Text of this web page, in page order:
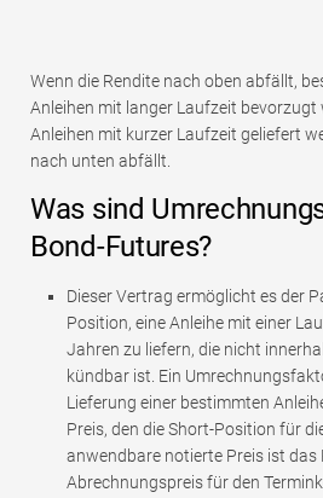
Wenn die Rendite nach oben abfällt,
Anleihen mit langer Laufzeit bevorzugt
Anleihen mit kurzer Laufzeit geliefert
nach unten abfällt.
Was sind
Bond-Futures?
Dieser Vertrag ermöglicht es der
Position, eine Anleihe mit einer
Jahren zu liefern, die nicht
kündbar ist. Ein
Lieferung einer bestimmten
Preis, den die Short-Position für
anwendbare notierte Preis ist
Abrechnungspreis für den